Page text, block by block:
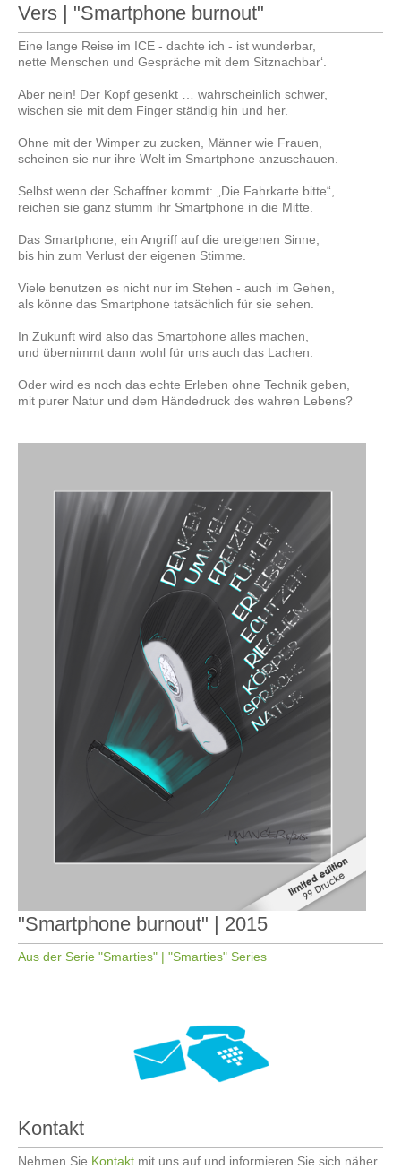
Vers | "Smartphone burnout"
Eine lange Reise im ICE - dachte ich - ist wunderbar,
nette Menschen und Gespräche mit dem Sitznachbar‘.
Aber nein! Der Kopf gesenkt … wahrscheinlich schwer,
wischen sie mit dem Finger ständig hin und her.
Ohne mit der Wimper zu zucken, Männer wie Frauen,
scheinen sie nur ihre Welt im Smartphone anzuschauen.
Selbst wenn der Schaffner kommt: „Die Fahrkarte bitte“,
reichen sie ganz stumm ihr Smartphone in die Mitte.
Das Smartphone, ein Angriff auf die ureigenen Sinne,
bis hin zum Verlust der eigenen Stimme.
Viele benutzen es nicht nur im Stehen - auch im Gehen,
als könne das Smartphone tatsächlich für sie sehen.
In Zukunft wird also das Smartphone alles machen,
und übernimmt dann wohl für uns auch das Lachen.
Oder wird es noch das echte Erleben ohne Technik geben,
mit purer Natur und dem Händedruck des wahren Lebens?
"Smartphone burnout" | 2015
Aus der Serie "Smarties" | "Smarties" Series
Kontakt
Nehmen Sie Kontakt mit uns auf und informieren Sie sich näher